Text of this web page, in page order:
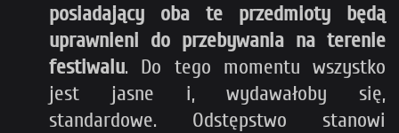
posiadający oba te przedmioty będą
uprawnieni do przebywania na terenie
festiwalu. Do tego momentu wszystko
jest jasne i, wydawałoby się,
standardowe. Odstępstwo stanowi